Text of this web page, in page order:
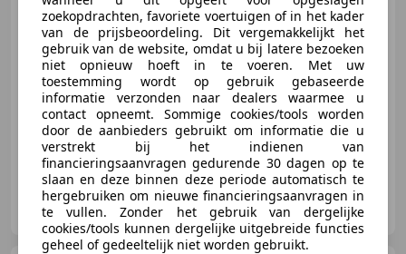
€ 8.895
03/2019 29.826 km Benzine
53 kW (72 PK)
Auto Smeeing Soest B.V.
NL-3762 EC SOEST
zoekopdrachten, favoriete voertuigen of in het kader
van de prijsbeoordeling. Dit vergemakkelijkt het
gebruik van de website, omdat u bij latere bezoeken
niet opnieuw hoeft in te voeren. Met uw
toestemming wordt op gebruik gebaseerde
informatie verzonden naar dealers waarmee u
contact opneemt. Sommige cookies/tools worden
door de aanbieders gebruikt om informatie die u
verstrekt bij het indienen van
financieringsaanvragen gedurende 30 dagen op te
slaan en deze binnen deze periode automatisch te
hergebruiken om nieuwe financieringsaanvragen in
te vullen. Zonder het gebruik van dergelijke
cookies/tools kunnen dergelijke uitgebreide functies
geheel of gedeeltelijk niet worden gebruikt.